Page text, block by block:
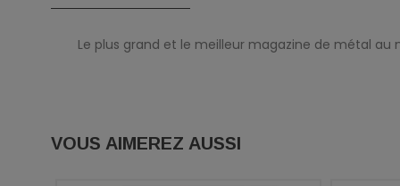
Le plus grand et le meilleur magazine de métal au
VOUS AIMEREZ AUSSI